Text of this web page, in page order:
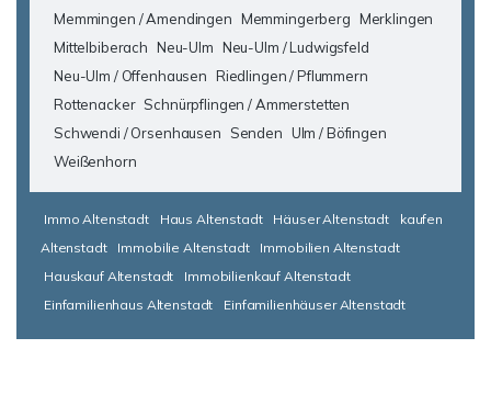
Memmingen / Amendingen Memmingerberg Merklingen
Mittelbiberach Neu-Ulm Neu-Ulm / Ludwigsfeld
Neu-Ulm / Offenhausen Riedlingen / Pflummern
Rottenacker Schnürpflingen / Ammerstetten
Schwendi / Orsenhausen
Senden Ulm / Böfingen
Weißenhorn
Immo Altenstadt Haus Altenstadt Häuser Altenstadt
kaufen
Altenstadt
Immobilie Altenstadt
Immobilien Altenstadt
Hauskauf Altenstadt
Immobilienkauf Altenstadt
Einfamilienhaus Altenstadt
Einfamilienhäuser Altenstadt